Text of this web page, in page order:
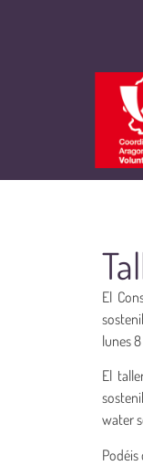
El
lunes
El
water
Podéis